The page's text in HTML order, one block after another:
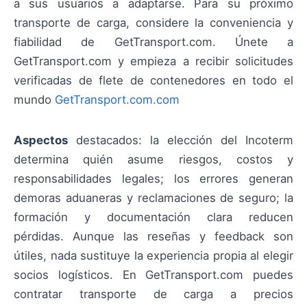
a sus usuarios a adaptarse. Para su próximo
transporte de carga, considere la conveniencia y
fiabilidad de GetTransport.com. Únete a
GetTransport.com y empieza a recibir solicitudes
verificadas de flete de contenedores en todo el
mundo GetTransport.com.com
Aspectos destacados: la elección del Incoterm
determina quién asume riesgos, costos y
responsabilidades legales; los errores generan
demoras aduaneras y reclamaciones de seguro; la
formación y documentación clara reducen
pérdidas. Aunque las reseñas y feedback son
útiles, nada sustituye la experiencia propia al elegir
socios logísticos. En GetTransport.com puedes
contratar transporte de carga a precios